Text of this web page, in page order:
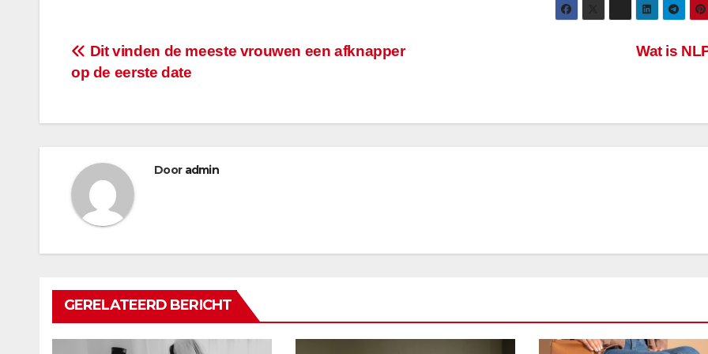
Bericht
navigatie
Wat is
Dit vinden de meeste vrouwen een afknapper
op de eerste date
Door admin
GERELATEERD BERICHT